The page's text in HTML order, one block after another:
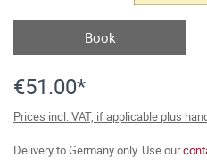
Book
€51.00*
Prices incl. VAT, if applicable plus
Delivery to Germany only. Use our